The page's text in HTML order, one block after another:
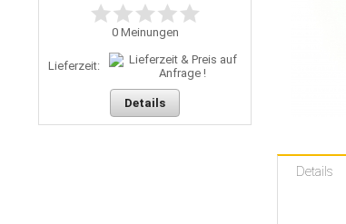
Details
0Meinungen
Lieferzeit:
Details